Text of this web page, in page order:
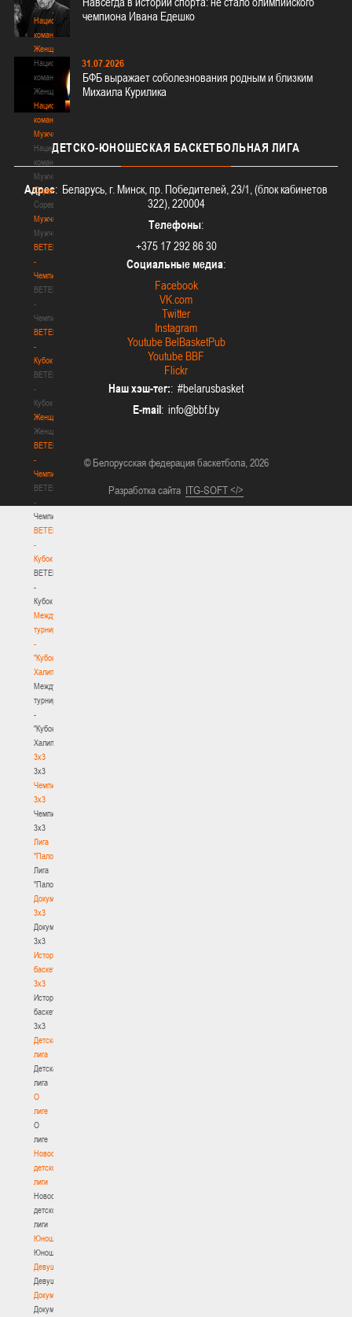
3х3
Национальная
команда.
Женщины
Национальная
команда.
Женщины
Национальная
команда.
Мужчины
Национальная
команда.
Мужчины
Соревнования
Соревнования
Мужчины
Мужчины
BETERA
-
Чемпионат
BETERA
-
Чемпионат
BETERA
-
Кубок
BETERA
-
Кубок
Женщины
Женщины
BETERA
-
Чемпионат
BETERA
-
Чемпионат
BETERA
-
Кубок
BETERA
-
Кубок
Международный
турнир
-
"Кубок
Халипского"
Международный
турнир
-
"Кубок
Халипского"
3x3
3x3
Чемпионат
3х3
Чемпионат
3х3
Лига
"Палова"
Лига
"Палова"
Документы
3х3
Документы
3х3
История
баскетбола
3х3
История
баскетбола
3х3
Детская
лига
Детская
лига
О
лиге
О
лиге
Новости
детской
лиги
Новости
детской
лиги
Юноши
Юноши
Девушки
Девушки
Документы
Документы
чемпиона Ивана Едешко
31.07.2026
БФБ выражает соболезнования родным и близким
Михаила Курилика
ДЕТСКО-ЮНОШЕСКАЯ БАСКЕТБОЛЬНАЯ ЛИГА
Адрес: Беларусь, г. Минск, пр. Победителей, 23/1, (блок кабинетов
322), 220004
Телефоны:
+375 17 292 86 30
Социальные медиа:
Facebook
VK.com
Twitter
Instagram
Youtube BelBasketPub
Youtube BBF
Flickr
Наш хэш-тег:: #belarusbasket
E-mail:
© Белорусская федерация баскетбола, 2026
Разработка сайта ITG-SOFT </>